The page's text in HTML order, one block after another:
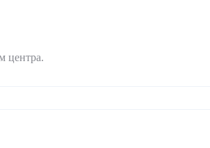
центра.